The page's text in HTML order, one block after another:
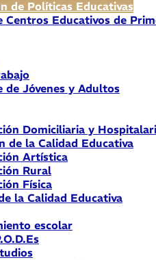
de Políticas Educativas
Centros Educativos de
de Jóvenes y Adultos
Domiciliaria y
de la Calidad Educativa
Artística
Rural
Física
la Calidad Educativa
escolar